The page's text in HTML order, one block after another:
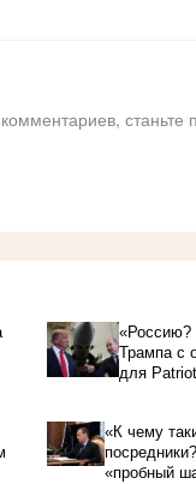
станьте
«Россию?
Трампа с
для Patriot
«К чему
«пробный